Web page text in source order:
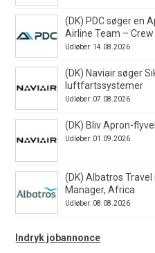
(DK) PDC søger en
Airline Team – Crew
Udløber: 14.08.2026
(DK) Naviair søger
luftfartssystemer
Udløber: 07.08.2026
(DK) Bliv Apron-
Udløber: 01.09.2026
(DK) Albatros
Manager, Africa
Udløber: 08.08.2026
Indryk jobannonce